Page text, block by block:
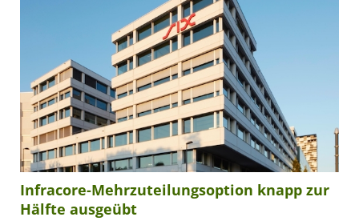
Infracore-Mehrzuteilungsoption knapp zur
Hälfte ausgeübt